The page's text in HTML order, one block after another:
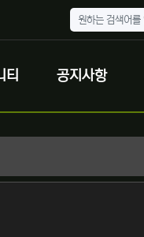
티 공지사항